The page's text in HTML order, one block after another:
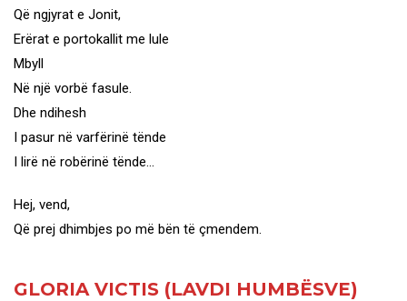
Që ngjyrat e Jonit,
Erërat e portokallit me lule
Mbyll
Në një vorbë fasule.
Dhe ndihesh
I pasur në varfërinë tënde
I lirë në robërinë tënde…
Hej, vend,
Që prej dhimbjes po më bën të çmendem.
GLORIA VICTIS (LAVDI HUMBËSVE)